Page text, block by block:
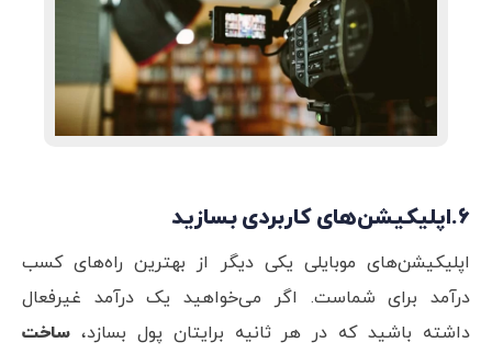
6.اپلیکیشن‌های کاربردی بسازید
اپلیکیشن‌های موبایلی یکی دیگر از بهترین راه‌های کسب
درآمد برای شماست. اگر می‌خواهید یک درآمد غیرفعال
داشته باشید که در هر ثانیه برایتان پول بسازد، ساخت